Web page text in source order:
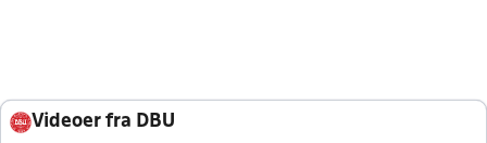
Videoer fra DBU